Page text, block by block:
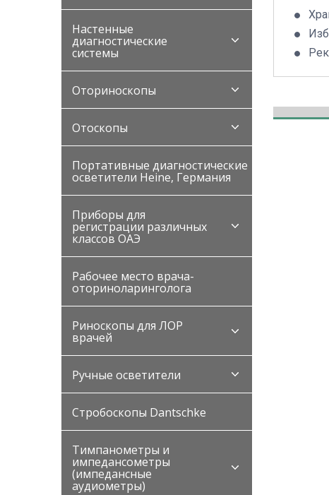
Настенные
диагностические
системы
Оториноскопы
Отоскопы
Портативные диагностические
осветители Heine, Германия
Приборы для
регистрации различных
классов ОАЭ
Рабочее место врача-
оториноларинголога
Риноскопы для ЛОР
врачей
Ручные осветители
Стробоскопы Dantschke
Тимпанометры и
импедансометры
(импедансные
аудиометры)